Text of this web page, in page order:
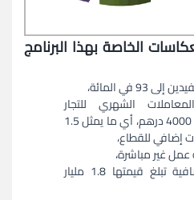
الخاصة بهذا البرنامج
في المائة،
الشهري للتجار
المستفيدين بقيمة بلغت 4000 درهم، أي ما يمثل 1.5
إضافي للقطاع،
توليد قيمة مضافة إضافية تبلغ قيمتها 1.8 مليار